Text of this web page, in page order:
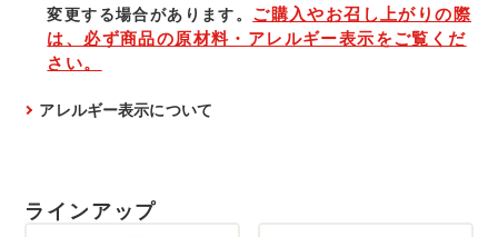
変更する場合があります。 ご購入やお召し上がりの際
は、必ず商品の原材料・アレルギー表示をご覧くだ
さい。
アレルギー表示について
ラインアップ